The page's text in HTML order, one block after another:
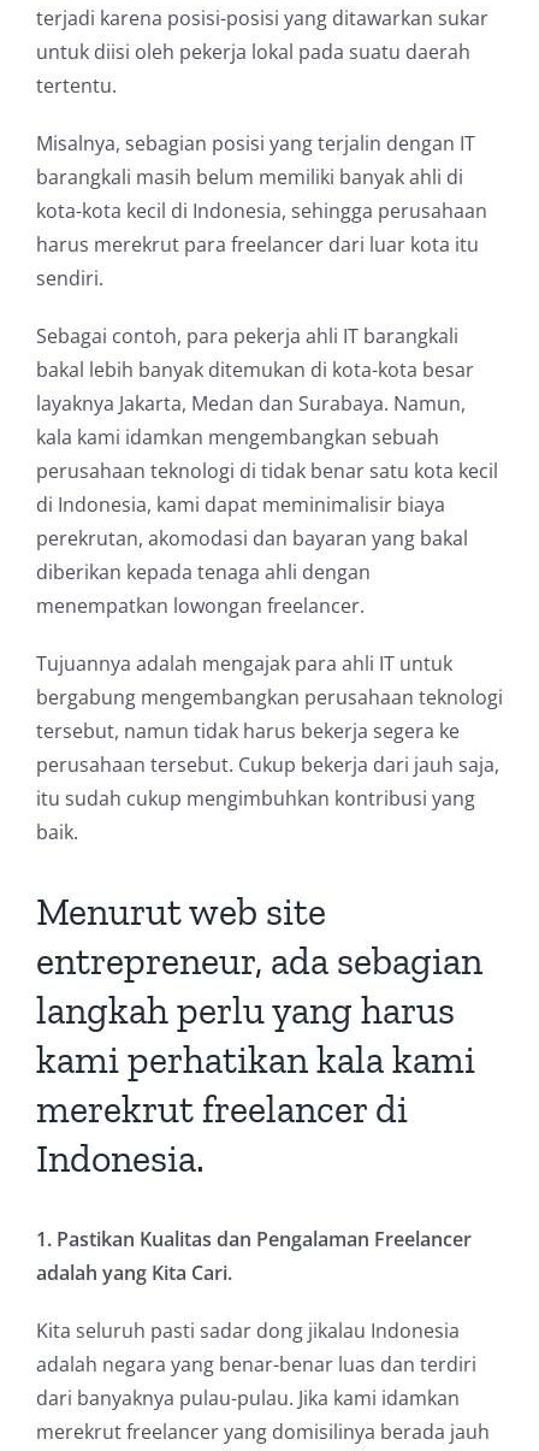
terjadi karena posisi-posisi yang ditawarkan sukar
untuk diisi oleh pekerja lokal pada suatu daerah
tertentu.
Misalnya, sebagian posisi yang terjalin dengan IT
barangkali masih belum memiliki banyak ahli di
kota-kota kecil di Indonesia, sehingga perusahaan
harus merekrut para freelancer dari luar kota itu
sendiri.
Sebagai contoh, para pekerja ahli IT barangkali
bakal lebih banyak ditemukan di kota-kota besar
layaknya Jakarta, Medan dan Surabaya. Namun,
kala kami idamkan mengembangkan sebuah
perusahaan teknologi di tidak benar satu kota kecil
di Indonesia, kami dapat meminimalisir biaya
perekrutan, akomodasi dan bayaran yang bakal
diberikan kepada tenaga ahli dengan
menempatkan lowongan freelancer.
Tujuannya adalah mengajak para ahli IT untuk
bergabung mengembangkan perusahaan teknologi
tersebut, namun tidak harus bekerja segera ke
perusahaan tersebut. Cukup bekerja dari jauh saja,
itu sudah cukup mengimbuhkan kontribusi yang
baik.
Menurut web site
entrepreneur, ada sebagian
langkah perlu yang harus
kami perhatikan kala kami
merekrut freelancer di
Indonesia.
1. Pastikan Kualitas dan Pengalaman Freelancer
adalah yang Kita Cari.
Kita seluruh pasti sadar dong jikalau Indonesia
adalah negara yang benar-benar luas dan terdiri
dari banyaknya pulau-pulau. Jika kami idamkan
merekrut freelancer yang domisilinya berada jauh